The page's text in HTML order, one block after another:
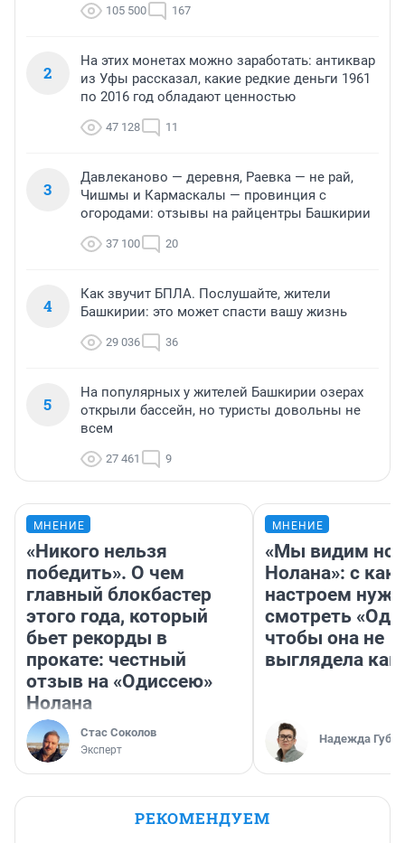
105 500 167
2
На этих монетах можно заработать: антиквар
из Уфы рассказал, какие редкие деньги 1961
по 2016 год обладают ценностью
47 128 11
3
Давлеканово — деревня, Раевка — не рай,
Чишмы и Кармаскалы — провинция с
огородами: отзывы на райцентры Башкирии
37 100 20
4
Как звучит БПЛА. Послушайте, жители
Башкирии: это может спасти вашу жизнь
29 036 36
5
На популярных у жителей Башкирии озерах
открыли бассейн, но туристы довольны не
всем
27 461 9
МНЕНИЕ
«Никого нельзя
победить». О чем
главный блокбастер
этого года, который
бьет рекорды в
прокате: честный
отзыв на «Одиссею»
Нолана
Стас Соколов
Эксперт
МНЕНИЕ
«Мы видим
Нолана»: с
настроем
смотреть
чтобы она не
выглядела как
Надежда
РЕКОМЕНДУЕМ